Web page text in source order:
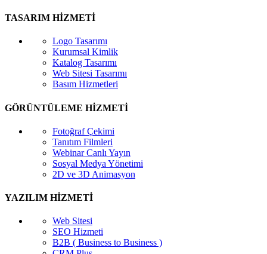
TASARIM HİZMETİ
Logo Tasarımı
Kurumsal Kimlik
Katalog Tasarımı
Web Sitesi Tasarımı
Basım Hizmetleri
GÖRÜNTÜLEME HİZMETİ
Fotoğraf Çekimi
Tanıtım Filmleri
Webinar Canlı Yayın
Sosyal Medya Yönetimi
2D ve 3D Animasyon
YAZILIM HİZMETİ
Web Sitesi
SEO Hizmeti
B2B ( Business to Business )